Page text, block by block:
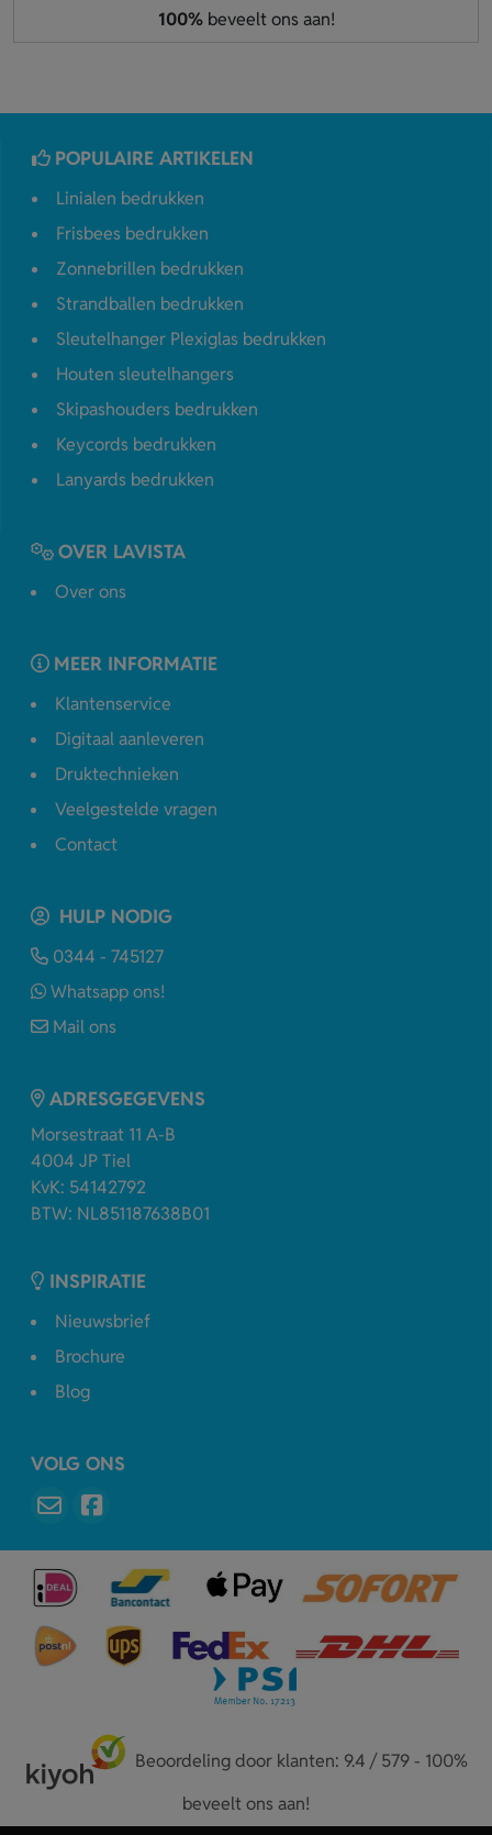
100%beveelt ons aan!
POPULAIRE ARTIKELEN
Linialen bedrukken
Frisbees bedrukken
Zonnebrillen bedrukken
Strandballen bedrukken
Sleutelhanger Plexiglas bedrukken
Houten sleutelhangers
Skipashouders bedrukken
Keycords bedrukken
Lanyards bedrukken
OVER LAVISTA
Over ons
MEER INFORMATIE
Klantenservice
Digitaal aanleveren
Druktechnieken
Veelgestelde vragen
Contact
HULP NODIG
0344 - 745127
Whatsapp ons!
Mail ons
ADRESGEGEVENS
Morsestraat 11 A-B
4004 JP Tiel
KvK: 54142792
BTW: NL851187638B01
INSPIRATIE
Nieuwsbrief
Brochure
Blog
VOLG ONS
Beoordeling door klanten: 9.4 / 579 - 100%
beveelt ons aan!